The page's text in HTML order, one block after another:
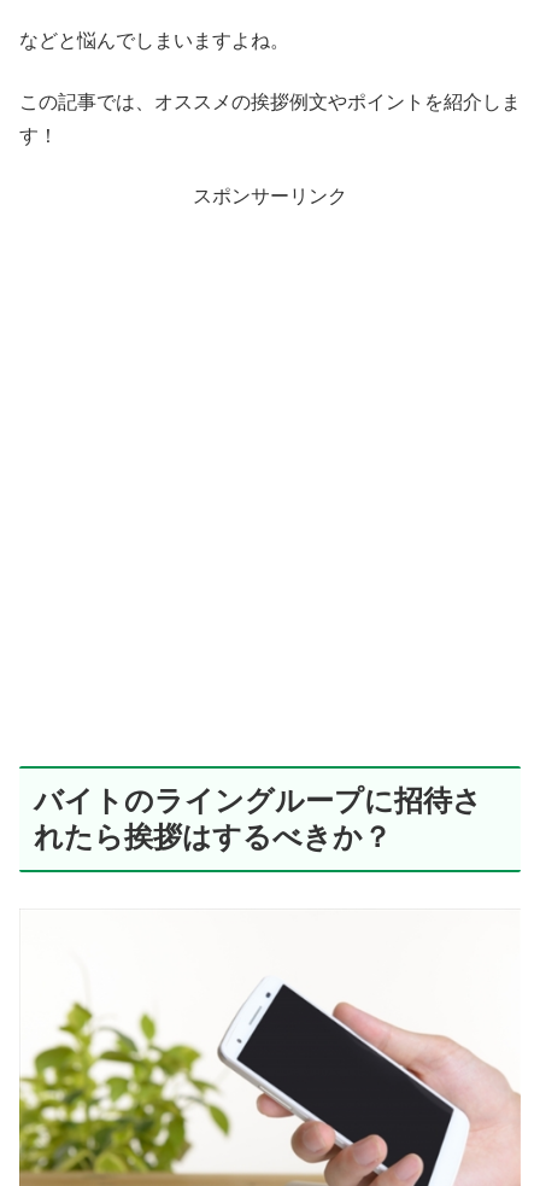
などと悩んでしまいますよね。
この記事では、オススメの挨拶例文やポイントを紹介しま
す！
スポンサーリンク
バイトのライングループに招待さ
れたら挨拶はするべきか？